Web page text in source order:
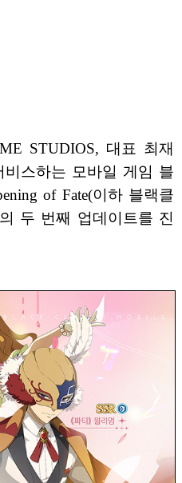
STUDIOS, 대표 최재
스하는 모바일 게임 블
of Fate(이하 블랙클
두 번째 업데이트를 진